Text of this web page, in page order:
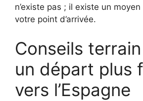
n’existe pas ; il existe un
votre point d’arrivée.
Conseils terrain pour
un départ plus
vers l’Espagne